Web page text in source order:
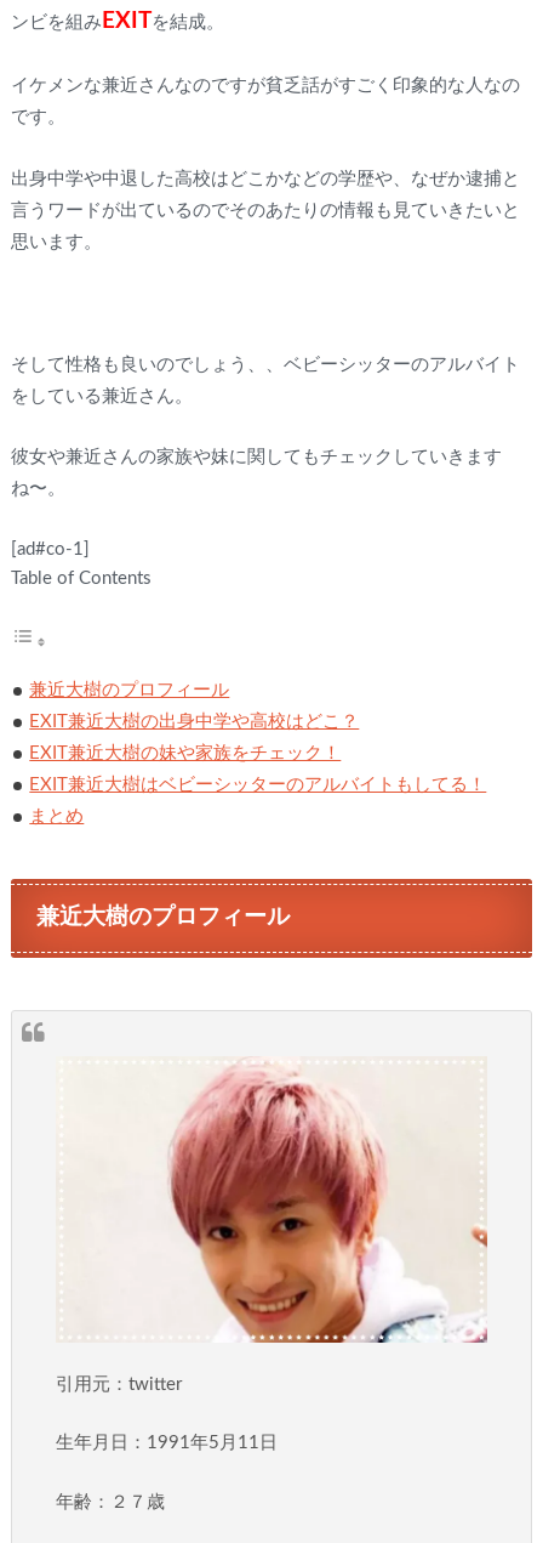
ンビを組み EXITを結成。
イケメンな兼近さんなのですが貧乏話がすごく印象的な人なの
です。
出身中学や中退した高校はどこかなどの学歴や、なぜか逮捕と
言うワードが出ているのでそのあたりの情報も見ていきたいと
思います。
そして性格も良いのでしょう、、ベビーシッターのアルバイト
をしている兼近さん。
彼女や兼近さんの家族や妹に関してもチェックしていきます
ね〜。
[ad#co-1]
Table of Contents
兼近大樹のプロフィール
EXIT兼近大樹の出身中学や高校はどこ？
EXIT兼近大樹の妹や家族をチェック！
EXIT兼近大樹はベビーシッターのアルバイトもしてる！
まとめ
兼近大樹のプロフィール
引用元：twitter
生年月日：1991年5月11日
年齢：２７歳